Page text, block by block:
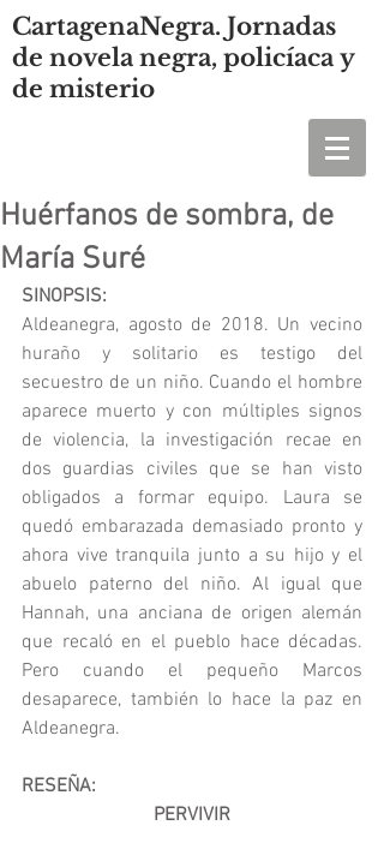
CartagenaNegra. Jornadas
de novela negra, policíaca y
de misterio
Huérfanos de sombra, de
María Suré
SINOPSIS:
Aldeanegra, agosto de 2018. Un vecino
huraño y solitario es testigo del
secuestro de un niño. Cuando el hombre
aparece muerto y con múltiples signos
de violencia, la investigación recae en
dos guardias civiles que se han visto
obligados a formar equipo. Laura se
quedó embarazada demasiado pronto y
ahora vive tranquila junto a su hijo y el
abuelo paterno del niño. Al igual que
Hannah, una anciana de origen alemán
que recaló en el pueblo hace décadas.
Pero cuando el pequeño Marcos
desaparece, también lo hace la paz en
Aldeanegra.
RESEÑA:
PERVIVIR